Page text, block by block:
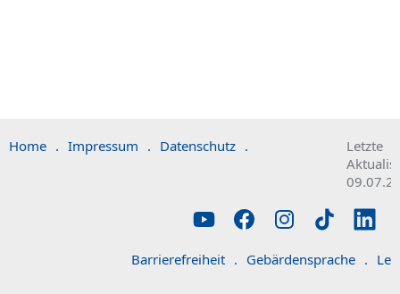
Home . Impressum . Datenschutz .
Letzte
Barrierefreiheit . Gebärdensprache .